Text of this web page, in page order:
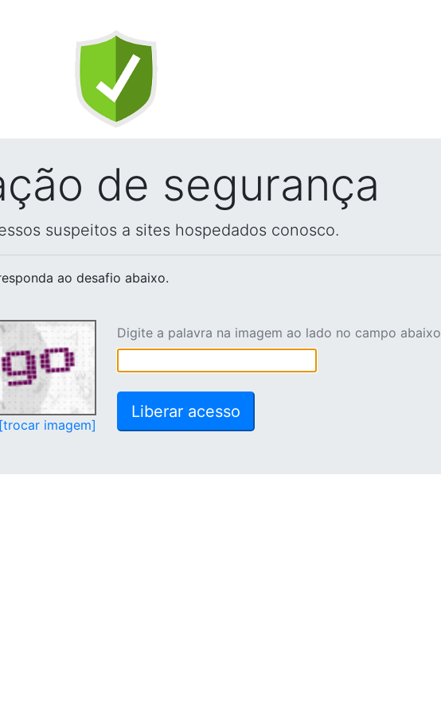
de segurança
suspeitos a sites hospedados conosco.
ao desafio abaixo.
[trocar imagem]
Digite a palavra na imagem ao lado no campo abaixo